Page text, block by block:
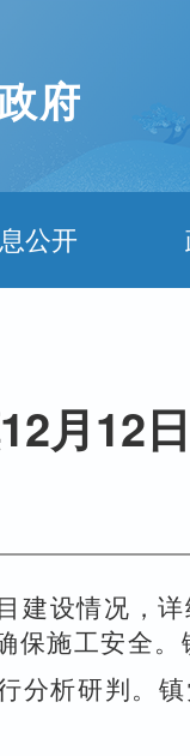
府
公开
月12
设情况，
施工安全
析研判。